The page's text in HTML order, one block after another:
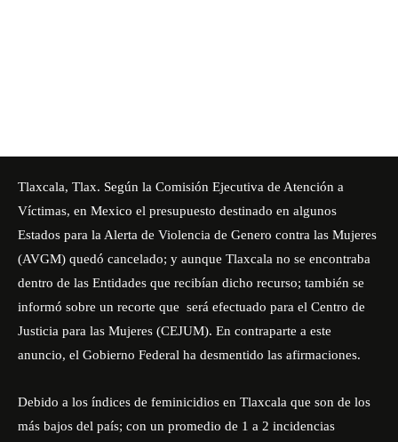
Tlaxcala, Tlax. Según la Comisión Ejecutiva de Atención a
Víctimas, en Mexico el presupuesto destinado en algunos
Estados para la Alerta de Violencia de Genero contra las Mujeres
(AVGM) quedó cancelado; y aunque Tlaxcala no se encontraba
dentro de las Entidades que recibían dicho recurso; también se
informó sobre un recorte que será efectuado para el Centro de
Justicia para las Mujeres (CEJUM). En contraparte a este
anuncio, el Gobierno Federal ha desmentido las afirmaciones.
Debido a los índices de feminicidios en Tlaxcala que son de los
más bajos del país; con un promedio de 1 a 2 incidencias